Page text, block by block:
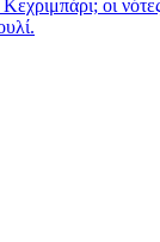
οι